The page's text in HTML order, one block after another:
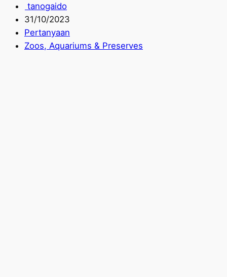
tanogaido
31/10/2023
Pertanyaan
Zoos, Aquariums & Preserves